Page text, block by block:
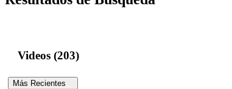
Videos (203)
Más Recientes